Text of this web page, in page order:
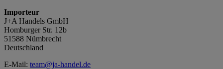
Importeur
J+A Handels GmbH
Homburger Str. 12b
51588 Nümbrecht
Deutschland
E-Mail: team@ja-handel.de